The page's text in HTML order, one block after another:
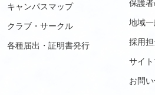
キャンパスマップ
クラブ・サークル
各種届出・証明書発行
保護
地域
採用
サイ
お問